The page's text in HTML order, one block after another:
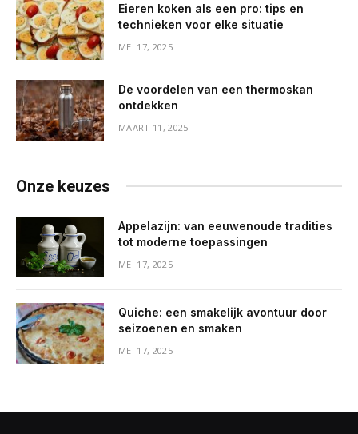
Eieren koken als een pro: tips en
technieken voor elke situatie
MEI 17, 2025
De voordelen van een thermoskan
ontdekken
MAART 11, 2025
Onze keuzes
Appelazijn: van eeuwenoude tradities
tot moderne toepassingen
MEI 17, 2025
Quiche: een smakelijk avontuur door
seizoenen en smaken
MEI 17, 2025